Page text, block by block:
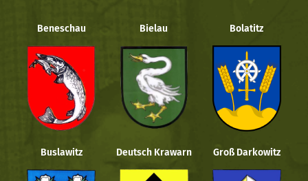
Beneschau Bielau Bolatitz
Buslawitz Deutsch Krawarn Groß Darkowitz